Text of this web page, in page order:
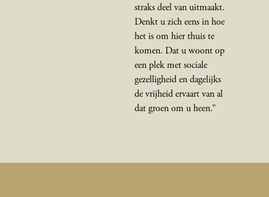
straks deel van uitmaakt.
Denkt u zich eens in hoe
het is om hier thuis te
komen. Dat u woont op
een plek met sociale
gezellig­heid en dagelijks
de vrijheid ervaart van al
dat groen om u heen.”